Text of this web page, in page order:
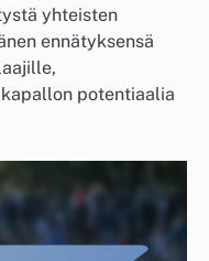
yhteisten
ennätyksensä
potentiaalia